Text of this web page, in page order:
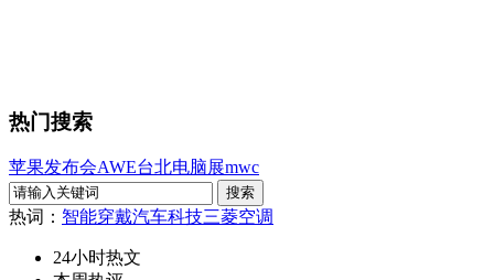
热门搜索
苹果发布会AWE台北电脑展mwc
热词： 智能穿戴汽车科技三菱空调
24小时热文